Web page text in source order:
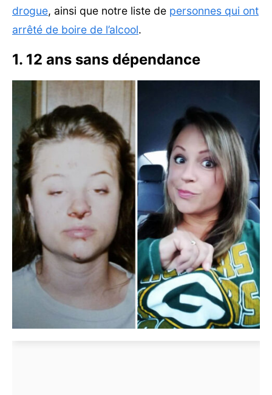
drogue, ainsi que notre liste de personnes qui ont
arrêté de boire de l’alcool.
1. 12 ans sans dépendance